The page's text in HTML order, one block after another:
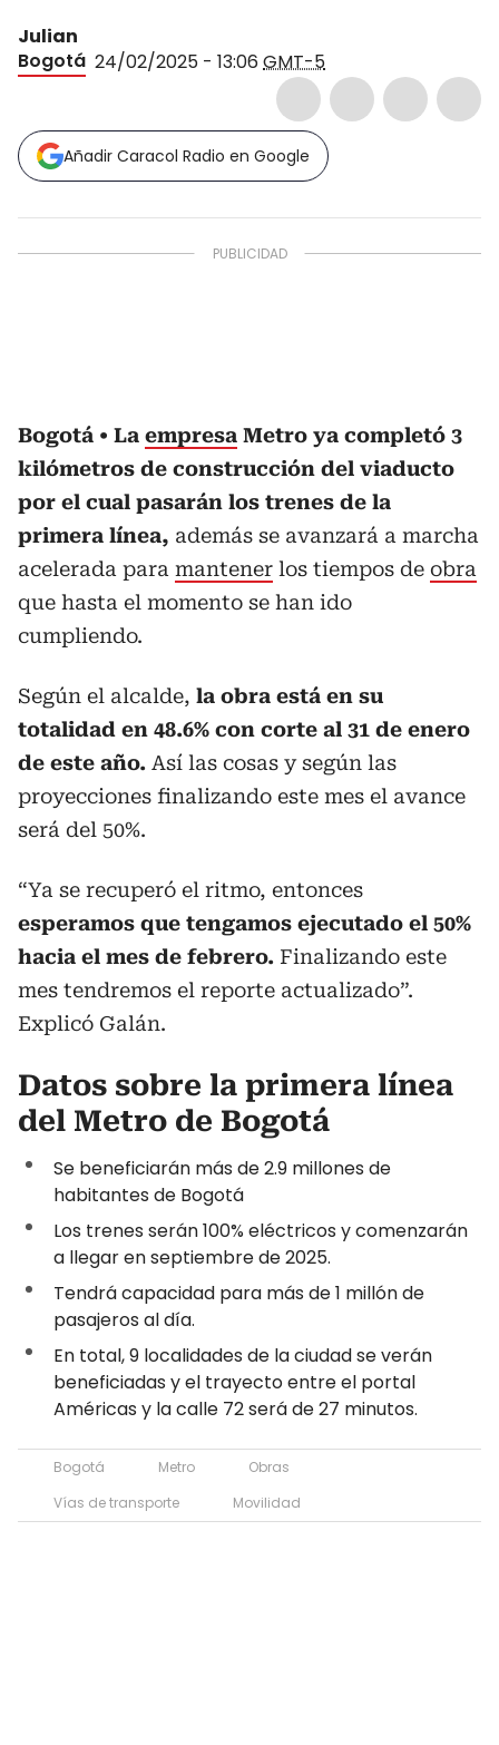
Julian
Bogotá 24/02/2025 - 13:06 GMT-5
Añadir Caracol Radio en Google
Bogotá La empresa Metro ya completó 3
kilómetros de construcción del viaducto
por el cual pasarán los trenes de la
primera línea, además se avanzará a marcha
acelerada para mantener los tiempos de obra
que hasta el momento se han ido
cumpliendo.
Según el alcalde, la obra está en su
totalidad en 48.6% con corte al 31 de enero
de este año. Así las cosas y según las
proyecciones finalizando este mes el avance
será del 50%.
“Ya se recuperó el ritmo, entonces
esperamos que tengamos ejecutado el 50%
hacia el mes de febrero. Finalizando este
mes tendremos el reporte actualizado”.
Explicó Galán.
Datos sobre la primera línea
del Metro de Bogotá
Se beneficiarán más de 2.9 millones de
habitantes de Bogotá
Los trenes serán 100% eléctricos y comenzarán
a llegar en septiembre de 2025.
Tendrá capacidad para más de 1 millón de
pasajeros al día.
En total, 9 localidades de la ciudad se verán
beneficiadas y el trayecto entre el portal
Américas y la calle 72 será de 27 minutos.
Bogotá Metro
Obras
Vías de transporte
Movilidad